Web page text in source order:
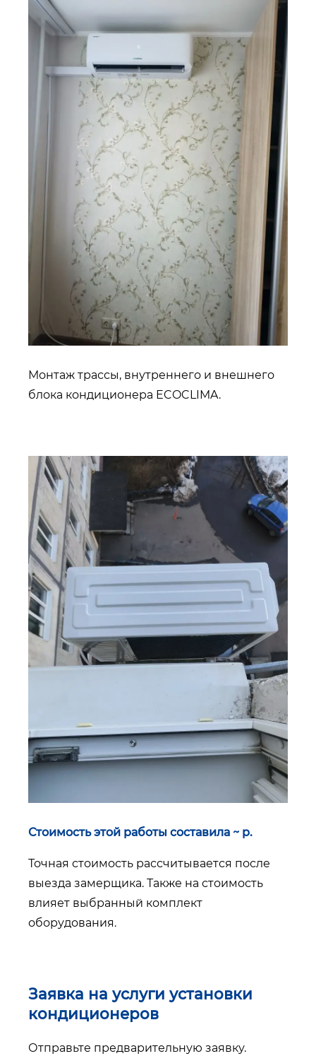
Монтаж трассы, внутреннего и внешнего
блока кондиционера ECOCLIMA.
Стоимость этой работы составила ~ р.
Точная стоимость рассчитывается после
выезда замерщика. Также на стоимость
влияет выбранный комплект
оборудования.
Заявка на услуги установки
кондиционеров
Отправьте предварительную заявку.